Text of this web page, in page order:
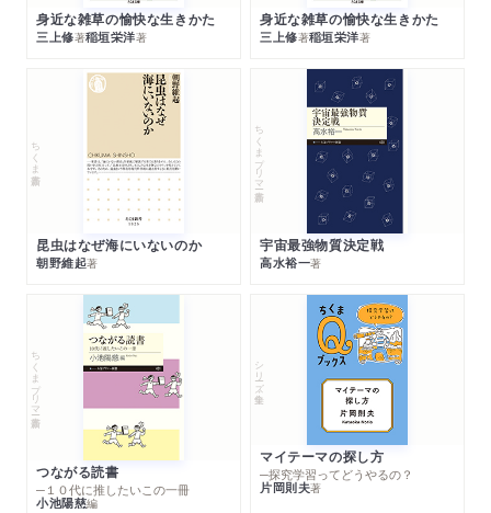
身近な雑草の愉快な生きかた
三上修著稲垣栄洋著
身近な雑草の愉快な生きかた
三上修著稲垣栄洋著
ちくま新書
昆虫はなぜ海にいないのか
朝野維起著
ちくまプリマー新書
宇宙最強物質決定戦
高水裕一著
ちくまプリマー新書
つながる読書
─１０代に推したいこの一冊
小池陽慈編
シリーズ・全集
マイテーマの探し方
─探究学習ってどうやるの？
片岡則夫著